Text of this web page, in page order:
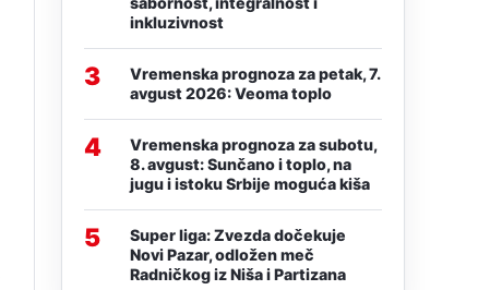
inkluzivnost
3
Vremenska prognoza za petak, 7.
avgust 2026: Veoma toplo
4
Vremenska prognoza za subotu,
8. avgust: Sunčano i toplo, na
jugu i istoku Srbije moguća kiša
5
Super liga: Zvezda dočekuje
Novi Pazar, odložen meč
Radničkog iz Niša i Partizana